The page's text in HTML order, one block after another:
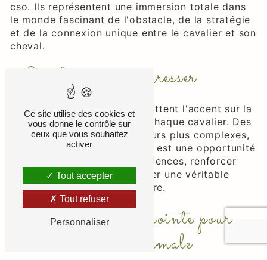
cso. Ils représentent une immersion totale dans
le monde fascinant de l'obstacle, de la stratégie
et de la connexion unique entre le cavalier et son
cheval.
Le plaisir de progresser
Nos instructeurs qualifiés mettent l'accent sur la
progression personnelle de chaque cavalier. Des
exercices simples aux parcours plus complexes,
cours équitation cso
est une opportunité
de perfectionner vos compétences, renforcer
votre confiance et développer une véritable
complicité avec votre monture.
Installations de pointe pour
une expérience optimale
Ce site utilise des cookies et
vous donne le contrôle sur
ceux que vous souhaitez
activer
Tout accepter
Tout refuser
Personnaliser